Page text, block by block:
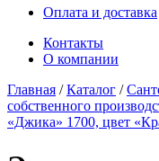
Оплата и доставка
Контакты
О компании
Главная /Каталог /
собственного
«Джика» 1700, цвет